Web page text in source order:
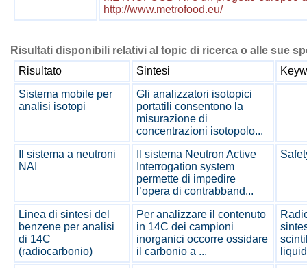
http://www.metrofood.eu/
Risultati disponibili relativi al topic di ricerca o alle sue
Risultato
Sintesi
Sistema mobile per
analisi isotopi
Gli analizzatori isotopici
portatili consentono la
misurazione di
concentrazioni isotopolo...
Il sistema a neutroni
NAI
Il sistema Neutron Active
Interrogation system
permette di impedire
l’opera di contrabband...
Linea di sintesi del
benzene per analisi
di 14C
(radiocarbonio)
Per analizzare il contenuto
in 14C dei campioni
inorganici occorre ossidare
il carbonio a ...